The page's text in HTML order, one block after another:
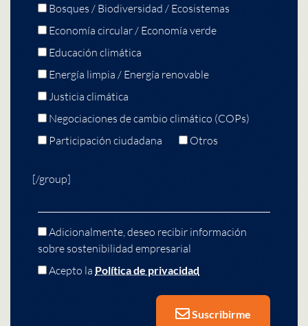
Bosques / Biodiversidad / Ecosistemas
Economía circular / Economía verde
Educación climática
Energía limpia / Energía renovable
Justicia climática
Negociaciones de cambio climático (COPs)
Participación ciudadana
Otros
[/group]
Adicionalmente, deseo recibir información
sobre sostenibilidad empresarial
Acepto la Política de privacidad
Suscribirme